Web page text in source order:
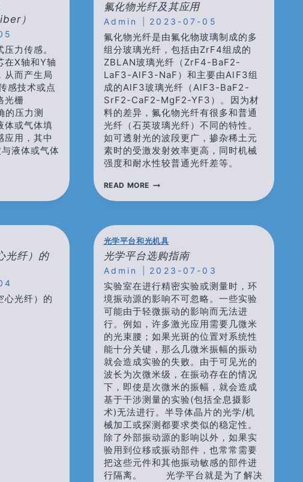
）
力传感。
在X轴和Y轴
从而产生局
感技术或点
光栅
的压力测
体或气体填
应用，其中
液体或气体
氟化物光纤及其应用
Admin 2023-07-05
氟化物光纤是由氟化物玻璃制成的多
组分玻璃光纤，包括由ZrF4组成的
ZBLAN玻璃光纤（ZrF4-BaF2-
LaF3-AlF3-NaF）和主要由AlF3组
成的AlF3玻璃光纤（AlF3-BaF2-
SrF2-CaF2-MgF2-YF3）。因为材
料的差异，氟化物光纤有很多和普通
光纤（石英玻璃光纤）不同的特性。
如可透射光的波段更广，掺杂稀土元
素时的受激发射效率更高，同时机械
强度和耐水性较普通光纤差等。
READ MORE氟
物
纤
其
应
光纤）的
心光纤）的
光学平台和光机具
光学平台选购指南
Admin 2023-07-03
实验室在进行精密实验或测量时，环
境振动源的影响不可忽略。一些实验
可能由于轻微振动的影响而无法进
行。例如，许多激光应用需要几微米
的光束腰；如果光斑的位置对系统性
能十分关键，那么几微米振幅的振动
就会造成实验的失败。由于可见光的
波长为次微米级，在振动存在的情况
下，即使是次微米的振幅，就会造成
基于干涉测量的实验(包括全息摄影
术)无法进行。半导体晶片的光学/机
械加工或探测都要求类似的稳定性。
除了外部振动源的影响以外，如果实
验用到位移或振动部件，也常常需要
把这些元件和其他振动敏感的部件进
行隔离。 光学平台就是为了解决